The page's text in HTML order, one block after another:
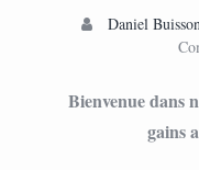
Daniel
Bienvenue dans
gains